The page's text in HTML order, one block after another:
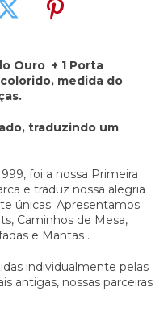
Ouro + 1 Porta
medida do
traduzindo um
foi a nossa Primeira
e traduz nossa alegria
únicas. Apresentamos
Caminhos de Mesa,
e Mantas .
individualmente pelas
antigas, nossas parceiras